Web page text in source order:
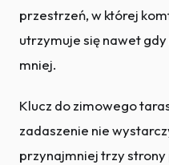
przestrzeń, w której
utrzymuje się nawet
mniej.
Klucz do zimowego
zadaszenie nie
przynajmniej trzy